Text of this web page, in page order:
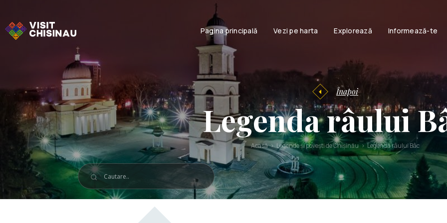
Pagina principală Vezi pe harta Explorează
turistică
Istoria
Chișinăului
Chisinau
Brand Book
Povești și
legende
urbane
Legende și
povești
moldovenești
Informează-te
Familie
Cuplu
Persoane
Viața
Înapoi
Legenda râului
Acasă Legende și povești de Chișinău Legenda râului Bâc